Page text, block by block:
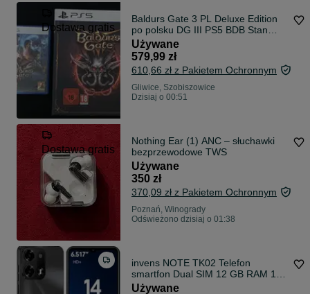
Dostawa gratis
Baldurs Gate 3 PL Deluxe Edition
po polsku DG III PS5 BDB Stan
Kompletny Zestaw od Larian
Studios
Używane
579,99 zł
610,66 zł z Pakietem Ochronnym
Gliwice, Szobiszowice
Dzisiaj o 00:51
Dostawa gratis
Nothing Ear (1) ANC – słuchawki
bezprzewodowe TWS
Używane
350 zł
370,09 zł z Pakietem Ochronnym
Poznań, Winogrady
Odświeżono dzisiaj o 01:38
invens NOTE TK02 Telefon
smartfon Dual SIM 12 GB RAM 128
GB ROM Android 14 bateria 4500
Używane